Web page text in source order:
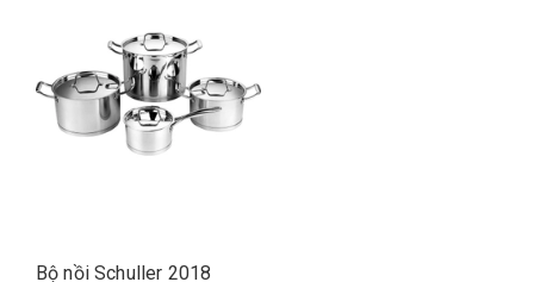
Bộ nồi Schuller 2018